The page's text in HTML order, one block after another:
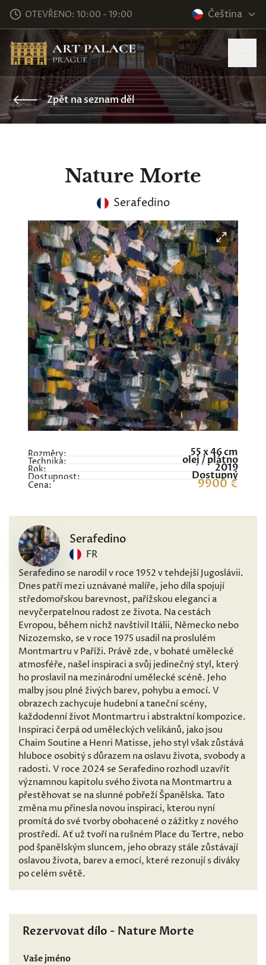
OTEVŘENO: 10:00 - 19:00 Čeština
Zpět na seznam děl
Nature Morte
Serafedino
Rozměry: 55 x 46 cm
Technika: olej / plátno
Rok: 2019
Dostupnost: Dostupný
Cena: 9900 €
Serafedino
FR
Serafedino se narodil v roce 1952 v tehdejší Jugoslávii.
Dnes patří mezi uznávané malíře, jeho díla spojují
středomořskou barevnost, pařížskou eleganci a
nevyčerpatelnou radost ze života. Na cestách
Evropou, během nichž navštívil Itálii, Německo nebo
Nizozemsko, se v roce 1975 usadil na proslulém
Montmartru v Paříži. Právě zde, v bohaté umělecké
atmosféře, našel inspiraci a svůj jedinečný styl, který
ho proslavil na mezinárodní umělecké scéně. Jeho
malby jsou plné živých barev, pohybu a emocí. V
obrazech zachycuje hudební a taneční scény,
každodenní život Montmartru i abstraktní kompozice.
Inspiraci čerpá od uměleckých velikánů, jako jsou
Chaim Soutine a Henri Matisse, jeho styl však zůstává
hluboce osobitý s důrazem na oslavu života, svobody a
radosti. V roce 2024 se Serafedino rozhodl uzavřít
významnou kapitolu svého života na Montmartru a
přestěhovat se na slunné pobřeží Španělska. Tato
změna mu přinesla novou inspiraci, kterou nyní
promítá do své tvorby obohacené o zážitky z nového
prostředí. Ať už tvoří na rušném Place du Tertre, nebo
pod španělským sluncem, jeho obrazy stále zůstávají
oslavou života, barev a emocí, které rezonují s diváky
po celém světě.
Rezervovat dílo - Nature Morte
Vaše jméno